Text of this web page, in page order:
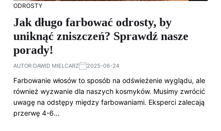
ODROSTY
Jak długo farbować odrosty, by
uniknąć zniszczeń? Sprawdź nasze
porady!
AUTOR:DAWID MIELCARZ 2025-06-24
Farbowanie włosów to sposób na odświeżenie wyglądu, ale
również wyzwanie dla naszych kosmyków. Musimy zwrócić
uwagę na odstępy między farbowaniami. Eksperci zalecają
przerwę 4-6…